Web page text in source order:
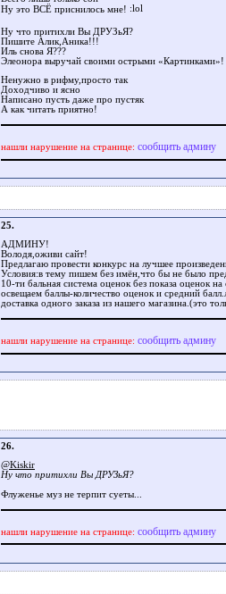
Ну это ВСЁ приснилось мне!
Ну что притихли Вы ДРУЗьЯ?
Пишите Алик,Аника!!!
Иль снова Я???
Элеонора выручай своими острыми «Картинками»!
Ненужно в рифму,просто так
Доходчиво и ясно
Написано пусть даже про пустяк
А как читать приятно!
нашли нарушение на странице: сообщить админу
25.
АДМИНУ!
Володя,оживи сайт!
Предлагаю провести конкурс на лучшее
Условия:в тему пишем без имён,что бы не было
10-ти бальная система оценок без показа оценок
освещаем баллы-количество оценок и средний
доставка одного заказа из нашего магазина.(это
нашли нарушение на странице: сообщить админу
26.
@Kiskir
Ну что притихли Вы ДРУЗьЯ?
Флуженье муз не терпит суеты...
нашли нарушение на странице: сообщить админу